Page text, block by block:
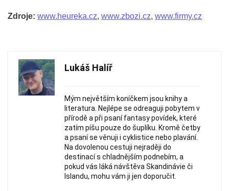
Zdroje: www.heureka.cz, www.zbozi.cz, www.firmy.cz
Lukáš Halíř
Mým největším koníčkem jsou knihy a
literatura. Nejlépe se odreaguji pobytem v
přírodě a při psaní fantasy povídek, které
zatím píšu pouze do šuplíku. Kromě četby
a psaní se věnuji i cyklistice nebo plavání.
Na dovolenou cestuji nejraději do
destinací s chladnějším podnebím, a
pokud vás láká návštěva Skandinávie či
Islandu, mohu vám ji jen doporučit.